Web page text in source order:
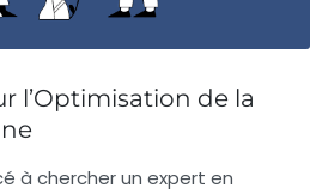
l’Optimisation de la
à chercher un expert en